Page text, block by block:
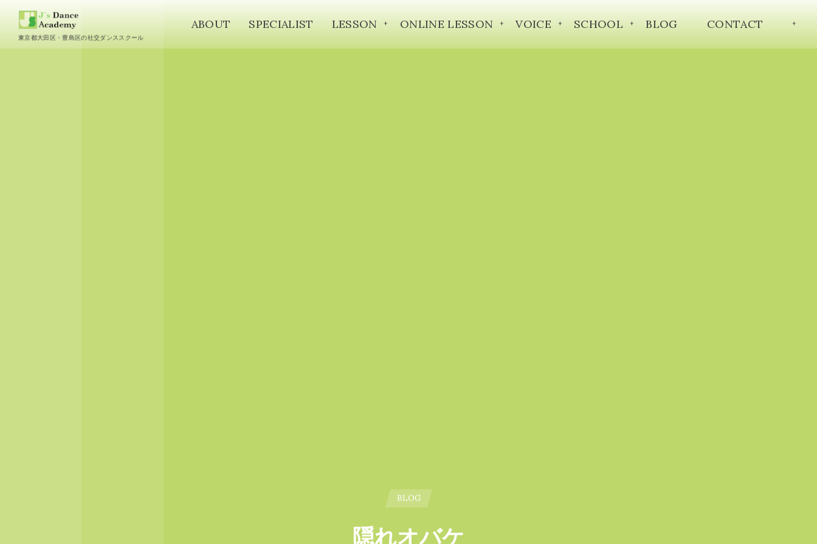
東京都大田区・豊島区の社交ダンススクール
ABOUT SPECIALIST LESSON ONLINE LESSON VOICE SCHOOL BLOG CONTACT
BLOG
隠れオバケ